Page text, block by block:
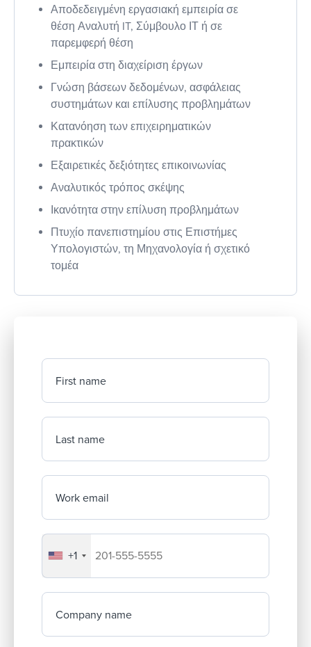
Αποδεδειγμένη εργασιακή εμπειρία σε
θέση Αναλυτή IT, Σύμβουλο ΙΤ ή σε
παρεμφερή θέση
Εμπειρία στη διαχείριση έργων
Γνώση βάσεων δεδομένων, ασφάλειας
συστημάτων και επίλυσης προβλημάτων
Κατανόηση των επιχειρηματικών
πρακτικών
Εξαιρετικές δεξιότητες επικοινωνίας
Αναλυτικός τρόπος σκέψης
Ικανότητα στην επίλυση προβλημάτων
Πτυχίο πανεπιστημίου στις Επιστήμες
Υπολογιστών, τη Μηχανολογία ή σχετικό
τομέα
First name
Last name
Work email
Your company's phone number
+1
Company name